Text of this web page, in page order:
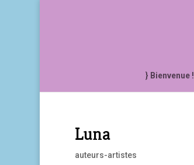
} Bienvenue !
Luna
auteurs-artistes